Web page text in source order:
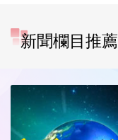
新聞欄目推薦